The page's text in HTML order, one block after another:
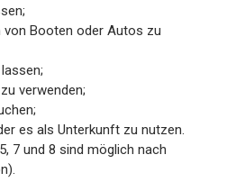
Booten oder Autos zu
verwenden;
es als Unterkunft zu nutzen.
7 und 8 sind möglich nach